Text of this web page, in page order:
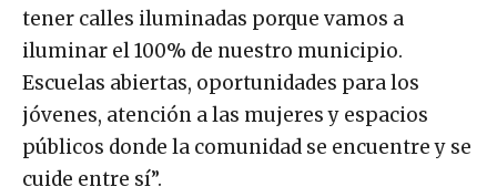
tener calles iluminadas porque vamos a
iluminar el 100% de nuestro municipio.
Escuelas abiertas, oportunidades para los
jóvenes, atención a las mujeres y espacios
públicos donde la comunidad se encuentre y se
cuide entre sí”.